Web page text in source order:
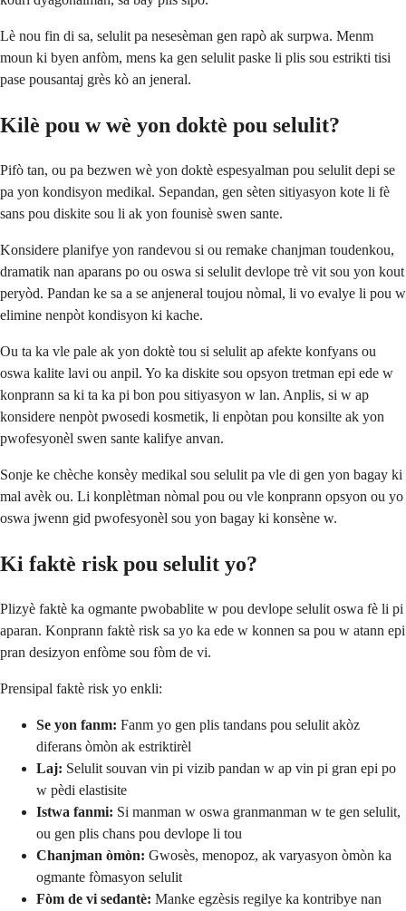
Lè nou fin di sa, selulit pa nesesèman gen rapò ak surpwa. Menm
moun ki byen anfòm, mens ka gen selulit paske li plis sou estrikti tisi
pase pousantaj grès kò an jeneral.
Kilè pou w wè yon doktè pou selulit?
Pifò tan, ou pa bezwen wè yon doktè espesyalman pou selulit depi se
pa yon kondisyon medikal. Sepandan, gen sèten sitiyasyon kote li fè
sans pou diskite sou li ak yon founisè swen sante.
Konsidere planifye yon randevou si ou remake chanjman toudenkou,
dramatik nan aparans po ou oswa si selulit devlope trè vit sou yon kout
peryòd. Pandan ke sa a se anjeneral toujou nòmal, li vo evalye li pou w
elimine nenpòt kondisyon ki kache.
Ou ta ka vle pale ak yon doktè tou si selulit ap afekte konfyans ou
oswa kalite lavi ou anpil. Yo ka diskite sou opsyon tretman epi ede w
konprann sa ki ta ka pi bon pou sitiyasyon w lan. Anplis, si w ap
konsidere nenpòt pwosedi kosmetik, li enpòtan pou konsilte ak yon
pwofesyonèl swen sante kalifye anvan.
Sonje ke chèche konsèy medikal sou selulit pa vle di gen yon bagay ki
mal avèk ou. Li konplètman nòmal pou ou vle konprann opsyon ou yo
oswa jwenn gid pwofesyonèl sou yon bagay ki konsène w.
Ki faktè risk pou selulit yo?
Plizyè faktè ka ogmante pwobablite w pou devlope selulit oswa fè li pi
aparan. Konprann faktè risk sa yo ka ede w konnen sa pou w atann epi
pran desizyon enfòme sou fòm de vi.
Prensipal faktè risk yo enkli:
Se yon fanm: Fanm yo gen plis tandans pou selulit akòz
diferans òmòn ak estriktirèl
Laj: Selulit souvan vin pi vizib pandan w ap vin pi gran epi po
w pèdi elastisite
Istwa fanmi: Si manman w oswa granmanman w te gen selulit,
ou gen plis chans pou devlope li tou
Chanjman òmòn: Gwosès, menopoz, ak varyasyon òmòn ka
ogmante fòmasyon selulit
Fòm de vi sedantè: Manke egzèsis regilye ka kontribye nan